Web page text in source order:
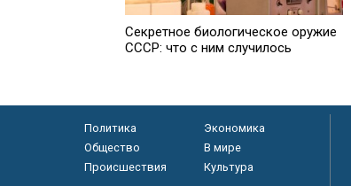
Секретное биологическое оружие
СССР: что с ним случилось
Политика
Экономика
Общество
В мире
Происшествия
Культура